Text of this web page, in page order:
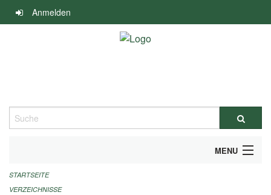
Navigation
überspringen
Anmelden
Suche
MENU
ALLGEMEINE INFORMATIONEN
STARTSEITE
VERZEICHNISSE